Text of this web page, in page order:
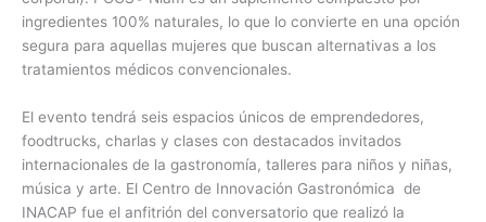
ingredientes 100% naturales, lo que lo convierte en una opción
segura para aquellas mujeres que buscan alternativas a los
tratamientos médicos convencionales.
El evento tendrá seis espacios únicos de emprendedores,
foodtrucks, charlas y clases con destacados invitados
internacionales de la gastronomía, talleres para niños y niñas,
música y arte. El Centro de Innovación Gastronómica de
INACAP fue el anfitrión del conversatorio que realizó la